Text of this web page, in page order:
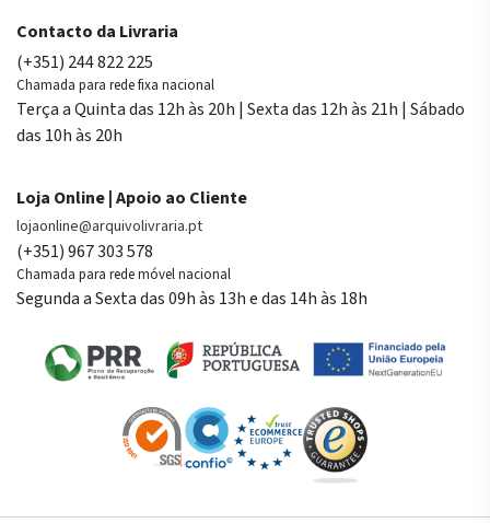
Contacto da Livraria
(+351) 244 822 225
Chamada para rede fixa nacional
Terça a Quinta das 12h às 20h | Sexta das 12h às 21h | Sábado
das 10h às 20h
Loja Online | Apoio ao Cliente
lojaonline@arquivolivraria.pt
(+351) 967 303 578
Chamada para rede móvel nacional
Segunda a Sexta das 09h às 13h e das 14h às 18h